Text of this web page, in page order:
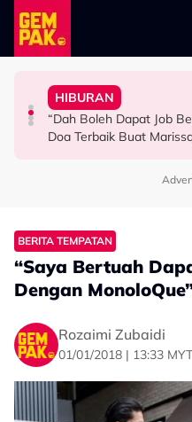
Skip to main content
HIBURAN
Bawa Anak Ke Klinik,
Doktor
HIBURAN
“Dah Boleh Dapat Job
Doa Terbaik Buat
SELEBRITI
Michelle Yeoh
Ini’ Di BIFF
BERITA
Kasihnya Ibu, Ikan
Anak Yang Sudah Mati
BERITA TEMPATAN
“Saya Bertuah
Dengan
Rozaimi Zubaidi
01/01/2018 | 13:33 MYT